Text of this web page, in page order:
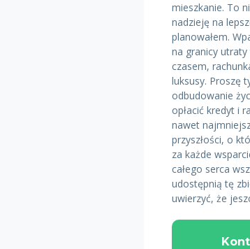
mieszkanie. To
nadzieję na
planowałem.
na granicy utraty
czasem,
luksusy. Proszę
odbudowanie
opłacić kredyt i
nawet
przyszłości, o
za każde
całego serca
udostępnią tę
uwierzyć, że